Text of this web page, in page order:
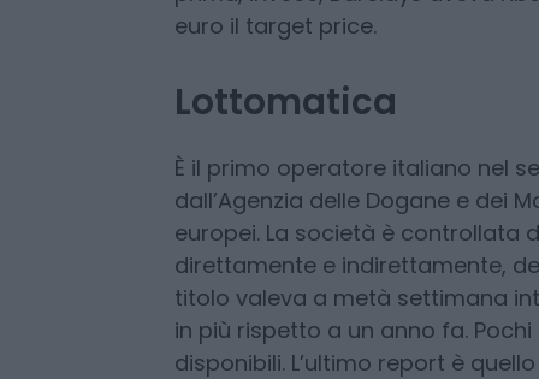
avevano confermato la
prima, invece, Barclays aveva
Lottomatica
È il primo operatore italiano nel
dall’Agenzia delle Dogane e dei
europei. La società è controllata